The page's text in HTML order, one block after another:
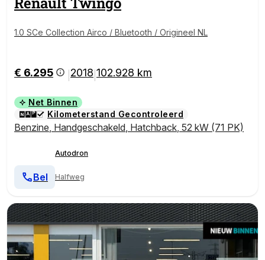
1.0 SCe Collection Airco / Bluetooth / Origineel NL
€ 6.295 2018 102.928 km
Net Binnen
Kilometerstand Gecontroleerd
Benzine, Handgeschakeld, Hatchback, 52 kW (71 PK)
Autodron
Halfweg
Bel